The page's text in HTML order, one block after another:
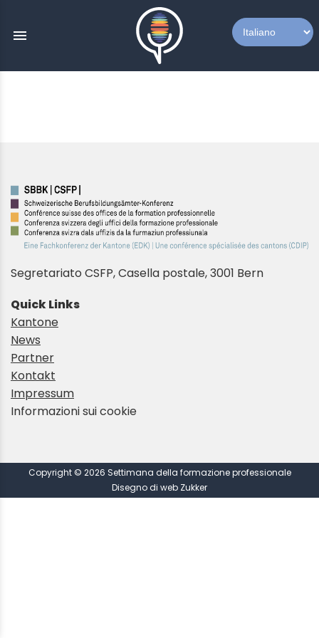
menu
Segretariato CSFP, Casella postale, 3001 Bern
Quick Links
Kantone
News
Partner
Kontakt
Impressum
Informazioni sui cookie
Copyright © 2026 Settimana della formazione professionale
Disegno di web Zukker